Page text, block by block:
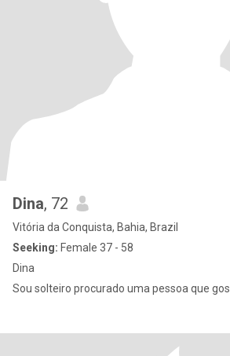
Dina, 72
Vitória da Conquista, Bahia, Brazil
Seeking: Female 37 - 58
Dina
Sou solteiro procurado uma pessoa que